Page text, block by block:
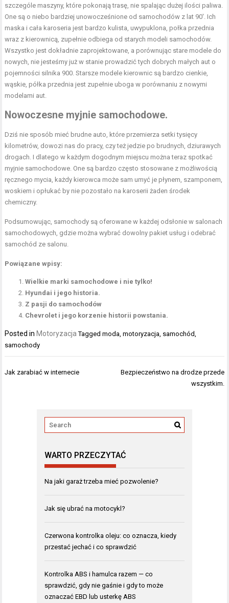
szczególe maszyny, które pokonają trasę, nie spalając dużej ilości paliwa.
One są o niebo bardziej unowocześnione od samochodów z lat 90′. Ich
maska i cała karoseria jest bardzo kulista, uwypuklona, połka przednia
wraz z kierownicą, zupełnie odbiega od starych modeli samochodów.
Wszystko jest dokładnie zaprojektowane, a porównując stare modele do
nowych, nie jesteśmy już w stanie prowadzić tych dobrych małych aut o
pojemności silnika 900. Starsze modele kierownic są bardzo cienkie,
wąskie, półka przednia jest zupełnie uboga w porównaniu z nowymi
modelami aut.
Nowoczesne myjnie samochodowe.
Dziś nie sposób mieć brudne auto, które przemierza setki tysięcy
kilometrów, dowozi nas do pracy, czy też jedzie po brudnych, dziurawych
drogach. I dlatego w każdym dogodnym miejscu można teraz spotkać
myjnie samochodowe. One są bardzo często stosowane z możliwością
ręcznego mycia, każdy kierowca może sam umyć je płynem, szamponem,
woskiem i opłukać by nie pozostało na karoserii żaden środek
chemiczny.
Podsumowując, samochody są oferowane w każdej odsłonie w salonach
samochodowych, gdzie można wybrać dowolny pakiet usług i odebrać
samochód ze salonu.
Powiązane wpisy:
Wielkie marki samochodowe i nie tylko!
Hyundai i jego historia.
Z pasji do samochodów
Chevrolet i jego korzenie historii powstania.
Posted in Motoryzacja Taggedmoda,motoryzacja, samochód,
samochody
Nawigacja
Jak zarabiać w internecie
Bezpieczeństwo na drodze przede
wszystkim.
WARTO PRZECZYTAĆ
Na jaki garaż trzeba mieć pozwolenie?
Jak się ubrać na motocykl?
Czerwona kontrolka oleju: co oznacza, kiedy
przestać jechać i co sprawdzić
Kontrolka ABS i hamulca razem — co
sprawdzić, gdy nie gaśnie i gdy to może
oznaczać EBD lub usterkę ABS